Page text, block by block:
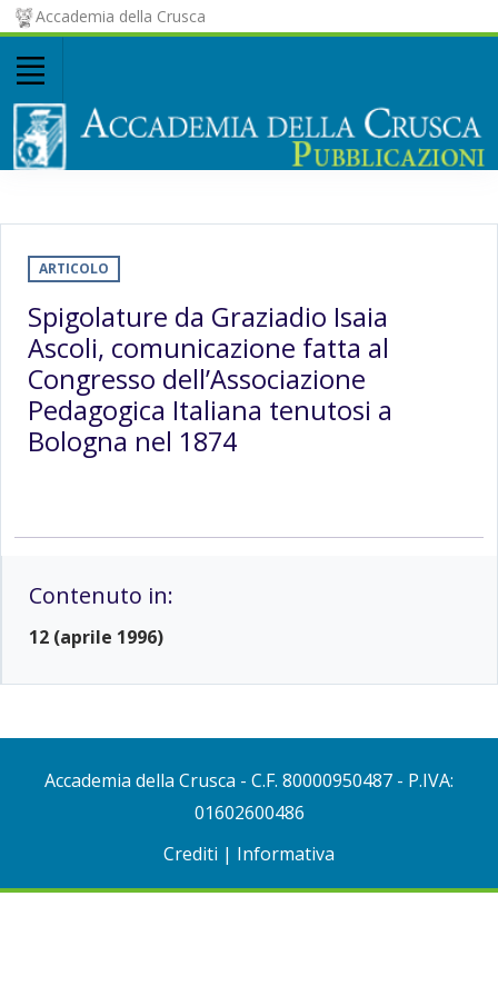
Accademia della Crusca
ARTICOLO
Spigolature da Graziadio Isaia
Ascoli, comunicazione fatta al
Congresso dell’Associazione
Pedagogica Italiana tenutosi a
Bologna nel 1874
Contenuto in:
12 (aprile 1996)
Accademia della Crusca - C.F. 80000950487 - P.IVA:
01602600486
Crediti | Informativa